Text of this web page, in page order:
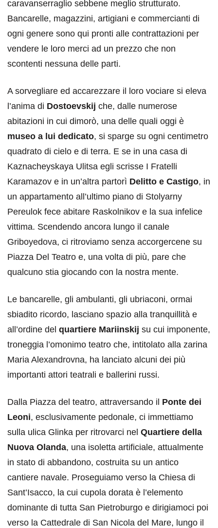
caravanserraglio sebbene meglio strutturato.
Bancarelle, magazzini, artigiani e commercianti di
ogni genere sono qui pronti alle contrattazioni per
vendere le loro merci ad un prezzo che non
scontenti nessuna delle parti.
A sorvegliare ed accarezzare il loro vociare si eleva
l’anima di Dostoevskij che, dalle numerose
abitazioni in cui dimorò, una delle quali oggi è
museo a lui dedicato, si sparge su ogni centimetro
quadrato di cielo e di terra. E se in una casa di
Kaznacheyskaya Ulitsa egli scrisse I Fratelli
Karamazov e in un’altra partorì Delitto e Castigo, in
un appartamento all’ultimo piano di Stolyarny
Pereulok fece abitare Raskolnikov e la sua infelice
vittima. Scendendo ancora lungo il canale
Griboyedova, ci ritroviamo senza accorgercene su
Piazza Del Teatro e, una volta di più, pare che
qualcuno stia giocando con la nostra mente.
Le bancarelle, gli ambulanti, gli ubriaconi, ormai
sbiadito ricordo, lasciano spazio alla tranquillità e
all’ordine del quartiere Mariinskij su cui imponente,
troneggia l’omonimo teatro che, intitolato alla zarina
Maria Alexandrovna, ha lanciato alcuni dei più
importanti attori teatrali e ballerini russi.
Dalla Piazza del teatro, attraversando il Ponte dei
Leoni, esclusivamente pedonale, ci immettiamo
sulla ulica Glinka per ritrovarci nel Quartiere della
Nuova Olanda, una isoletta artificiale, attualmente
in stato di abbandono, costruita su un antico
cantiere navale. Proseguiamo verso la Chiesa di
Sant’Isacco, la cui cupola dorata è l’elemento
dominante di tutta San Pietroburgo e dirigiamoci poi
verso la Cattedrale di San Nicola del Mare, lungo il